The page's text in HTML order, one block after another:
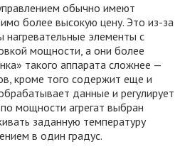
обычно имеют
более высокую цену. Это из-за
нагревательные элементы с
мощности, а они более
такого аппарата сложнее —
кроме того содержит еще и
данные и регулирует
мощности агрегат выбран
заданную температуру
в один градус.